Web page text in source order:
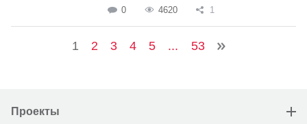
0 4620 1
1 2 3 4 5 ... 53
Проекты